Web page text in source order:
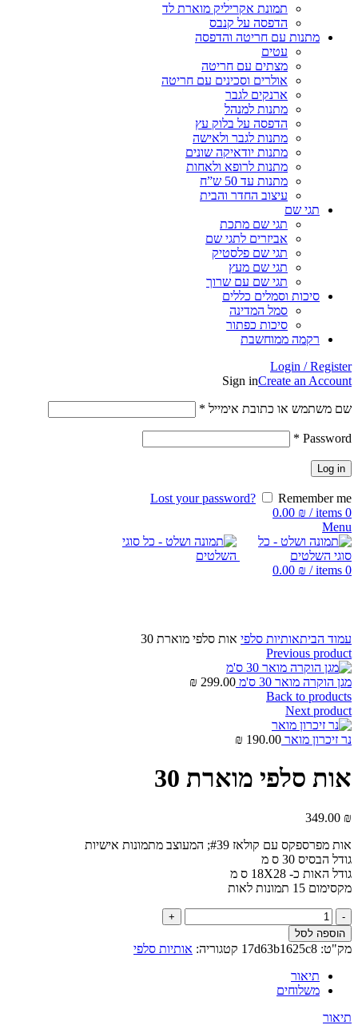
תמונת אקריליק מוארת לד
הדפסה על קנבס
מתנות עם חריטה והדפסה
עטים
מצתים עם חריטה
אולרים וסכינים עם חריטה
ארנקים לגבר
מתנות למנהל
הדפסה על בלוק עץ
מתנות לגבר ולאישה
מתנות יודאיקה שונים
מתנות לרופא ולאחות
מתנות עד 50 ש”ח
עיצוב החדר והבית
תגי שם
תגי שם מתכת
אביזרים לתגי שם
תגי שם פלסטיק
תגי שם מעץ
תגי שם עם שרוך
סיכות וסמלים כללים
סמל המדינה
סיכות כפתור
רקמה ממוחשבת
Login / Register
Sign inCreate an Account
שם משתמש או כתובת אימייל *
Password
*
Log in
Lost your password?
Remember me
0
items
/
0.00 ₪
Menu
0
items
/
0.00 ₪
עמוד הביתאותיות סלפי אות סלפי מוארת 30
Previous product
מגן הוקרה מואר 30 ס'מ 299.00
₪
Back to products
Next product
נר זיכרון מואר 190.00
₪
אות סלפי מוארת 30
349.00 ₪
אות מפרספקס עם קולאז #39; המעוצב מתמונות אישיות
גודל הבסיס 30 ס מ
גודל האות כ- 18X28 ס מ
מקסימום 15 תמונות לאות
כמות
של
אות
סלפי
מוארת
30
הוספה לסל
מק"ט: 17d63b1625c8 קטגוריה: אותיות סלפי
תיאור
משלוחים
תיאור